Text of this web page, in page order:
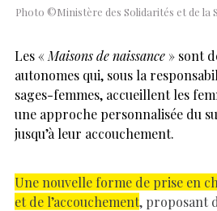
Photo ©Ministère des Solidarités et de la
Les « Maisons de naissance » sont
autonomes qui, sous la
sages-femmes, accueillent les
une approche personnalisée du
jusqu’à leur accouchement.
Une nouvelle forme de prise en
et de l’accouchement, proposant